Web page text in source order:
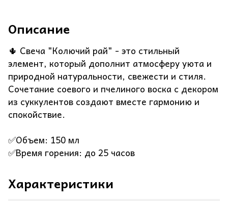
Описание
🌵 Свеча "Колючий рай" - это стильный
элемент, который дополнит атмосферу уюта и
природной натуральности, свежести и стиля.
Сочетание соевого и пчелиного воска с декором
из суккулентов создают вместе гармонию и
спокойствие.
✅Объем: 150 мл
✅Время горения: до 25 часов
Характеристики